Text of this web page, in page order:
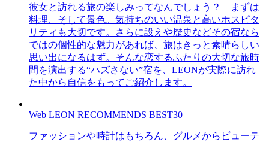
彼女と訪れる旅の楽しみってなんでしょう？ まずは
料理、そして景色。気持ちのいい温泉と高いホスピタ
リティも大切です。さらに設えや歴史などその宿なら
ではの個性的な魅力があれば、旅はきっと素晴らしい
思い出になるはず。そんな恋するふたりの大切な旅時
間を演出する“ハズさない”宿を、LEONが実際に訪れ
た中から自信をもってご紹介します。
Web LEON RECOMMENDS BEST30
ファッションや時計はもちろん、グルメからビューテ